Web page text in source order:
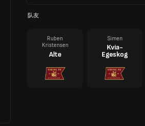
队友
Ruben
Kristensen
Alte
Simen
Kvia-
Egeskog